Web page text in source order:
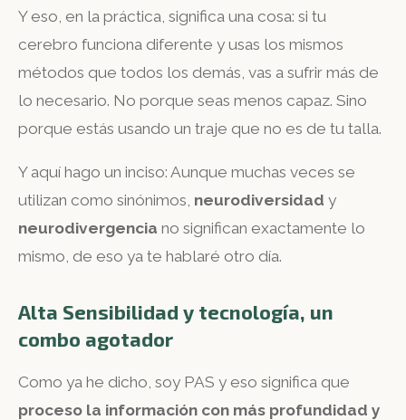
Y eso, en la práctica, significa una cosa: si tu
cerebro funciona diferente y usas los mismos
métodos que todos los demás, vas a sufrir más de
lo necesario. No porque seas menos capaz. Sino
porque estás usando un traje que no es de tu talla.
Y aquí hago un inciso: Aunque muchas veces se
utilizan como sinónimos, neurodiversidad y
neurodivergencia no significan exactamente lo
mismo, de eso ya te hablaré otro día.
Alta Sensibilidad y tecnología, un
combo agotador
Como ya he dicho, soy PAS y eso significa que
proceso la información con más profundidad y